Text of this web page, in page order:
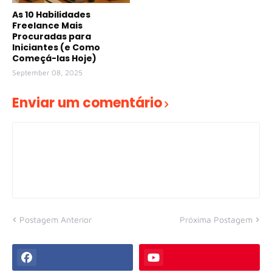
As 10 Habilidades
Freelance Mais
Procuradas para
Iniciantes (e Como
Começá-las Hoje)
September 08, 2025
Enviar um comentário
Postagem Anterior Próxima Postagem